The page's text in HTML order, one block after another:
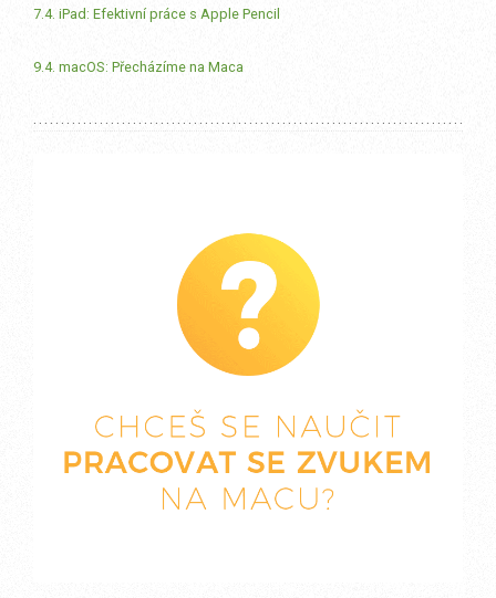
7.4. iPad: Efektivní práce s Apple Pencil
9.4. macOS: Přecházíme na Maca